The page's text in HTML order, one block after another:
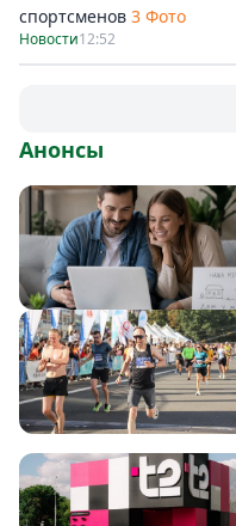
спортсменов 3 Фото
Новости12:52
Анонсы